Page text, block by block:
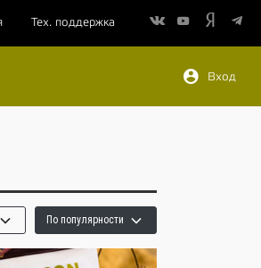
Тех. поддержка
Вход
По популярности